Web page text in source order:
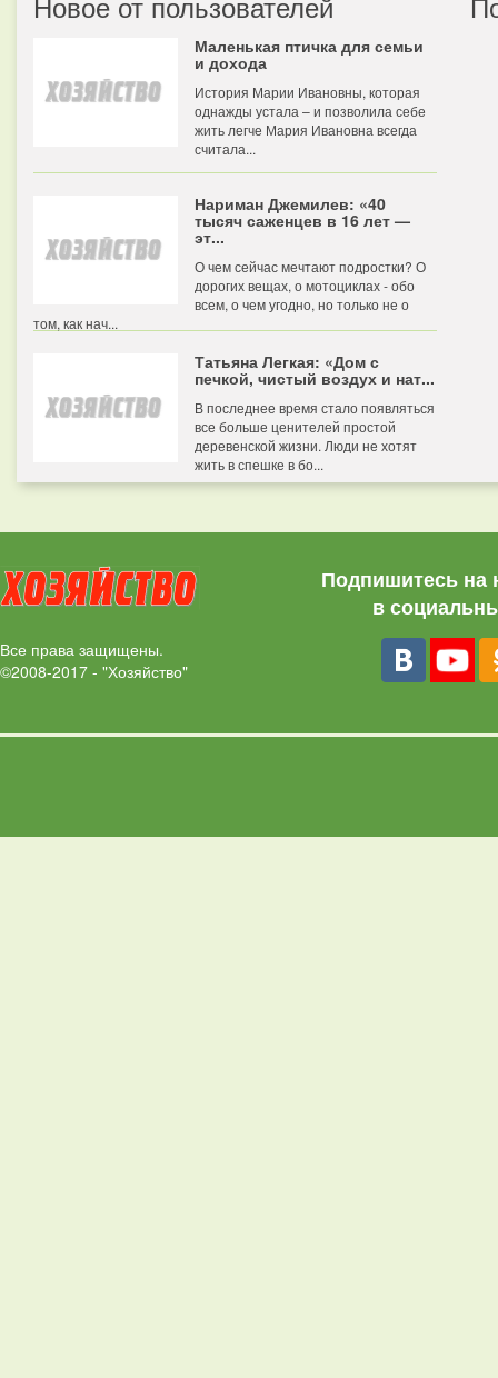
Маленькая птичка для семьи
и дохода
История Марии Ивановны, которая
однажды устала – и позволила себе
жить легче Мария Ивановна всегда
считала...
Нариман Джемилев: «40
тысяч саженцев в 16 лет —
эт...
О чем сейчас мечтают подростки? О
дорогих вещах, о мотоциклах - обо
всем, о чем угодно, но только не о
том, как нач...
Татьяна Легкая: «Дом с
печкой, чистый воздух и нат...
В последнее время стало появляться
все больше ценителей простой
деревенской жизни. Люди не хотят
жить в спешке в бо...
Все права защищены.
©2008-2017 - "Хозяйство"
Подпишитесь на
в